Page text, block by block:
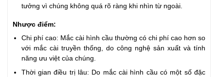
tưởng vì chúng không quá rõ ràng khi nhìn từ ngoài.
Nhược điểm:
Chi phí cao: Mắc cài hình cầu thường có chi phí cao hơn so
với mắc cài truyền thống, do công nghệ sản xuất và tính
năng ưu việt của chúng.
Thời gian điều trị lâu: Do mắc cài hình cầu có một số đặc